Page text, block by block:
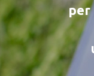
per